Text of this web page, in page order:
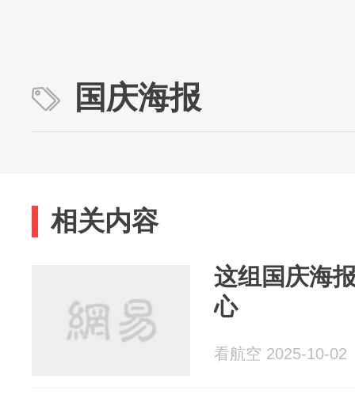
国庆海报
相关内容
这组国庆海
心
看航空 2025-10-02